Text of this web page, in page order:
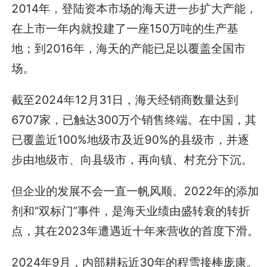
2014年，登陆资本市场的海天进一步扩大产能，
在上市一年内就投建了一座150万吨的生产基
地；到2016年，海天的产能已足以覆盖全国市
场。
截至2024年12月31日，海天经销商数量达到
6707家，已触达300万个销售终端。在中国，其
已覆盖近100%地级市及近90%的县级市，并逐
步由地级市、向县级市，再向镇、村充分下沉。
但企业的发展不会一直一帆风顺。2022年的添加
剂和“双标门”事件，是海天业绩由盛转衰的转折
点，其在2023年遭遇近十年来营收的首度下滑。
2024年9月，内部耕耘近30年的程雪接棒庞康。